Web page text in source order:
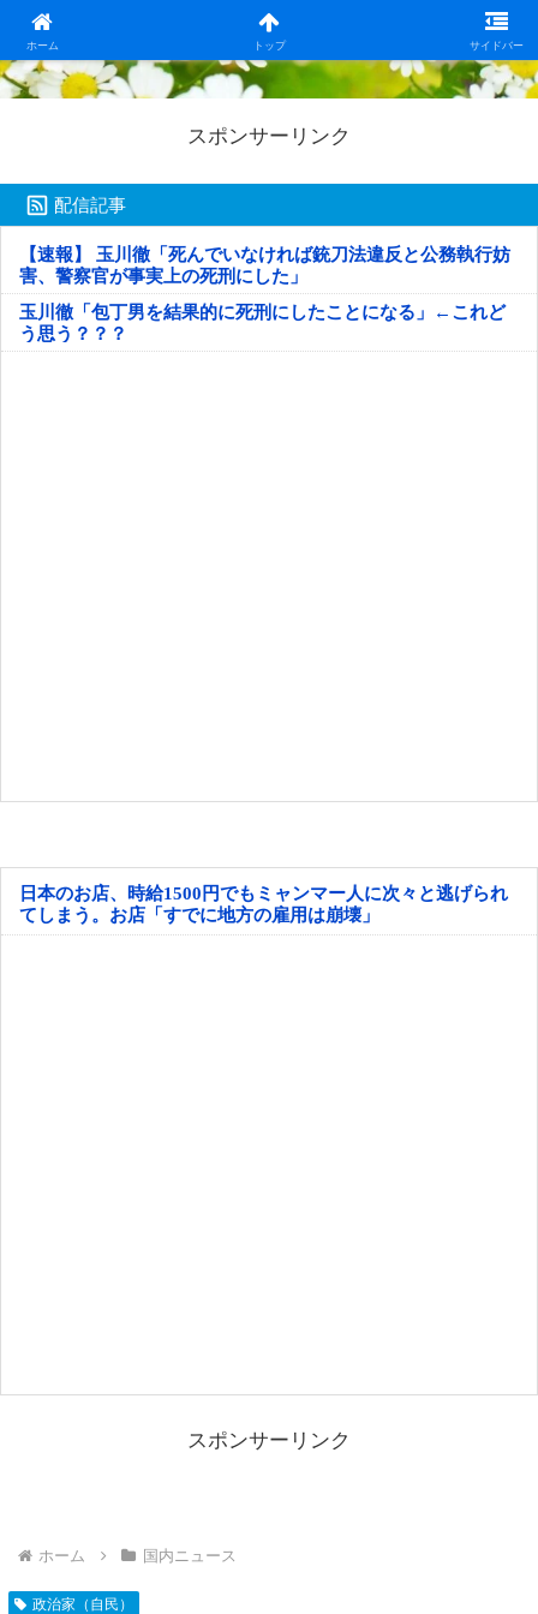
ホーム トップ サイドバー
日本第一！ニュース録
スポンサーリンク
配信記事
【速報】 玉川徹「死んでいなければ銃刀法違反と公務執行妨
害、警察官が事実上の死刑にした」
玉川徹「包丁男を結果的に死刑にしたことになる」←これど
う思う？？？
日本のお店、時給1500円でもミャンマー人に次々と逃げられ
てしまう。お店「すでに地方の雇用は崩壊」
スポンサーリンク
ホーム 国内ニュース
政治家（自民）